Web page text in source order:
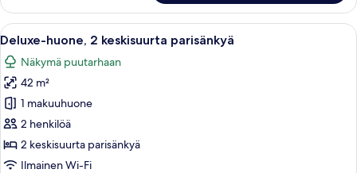
1
suuri
parisänky,
puutarhaan
Avaa
kaikki
huonetyypin
Deluxe-
huone,
2
keskisuurta
parisänkyä
Hotellihuone, jossa on kaksi sänkyä,
6
Deluxe-huone, 2 keskisuurta parisänkyä
Näkymä puutarhaan
42 m²
1 makuuhuone
2 henkilöä
2 keskisuurta parisänkyä
Ilmainen Wi-Fi